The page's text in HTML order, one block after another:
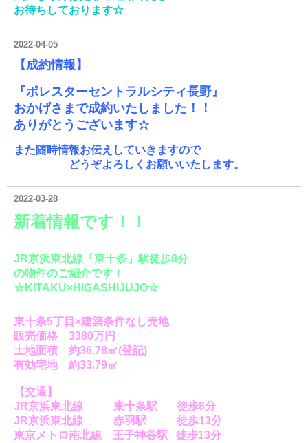
お待ちしております☆
2022-04-05
【成約情報】
『ポレスターセントラルシティ長野』
おかげさまで成約いたしました！！
ありがとうございます☆
また随時情報お伝えしていきますので
どうぞよろしくお願いいたします。
2022-03-28
新着情報です！！
JR京浜東北線「東十条」駅徒歩8分
の物件のご紹介です！
☆KITAKU×HIGASHIJUJO☆
東十条5丁目×建築条件なし売地
販売価格 3380万円
土地面積 約36.78㎡(登記)
有効宅地 約33.79㎡
【交通】
JR京浜東北線 東十条駅 徒歩8分
JR京浜東北線 赤羽駅 徒歩13分
東京メトロ南北線 王子神谷駅 徒歩13分